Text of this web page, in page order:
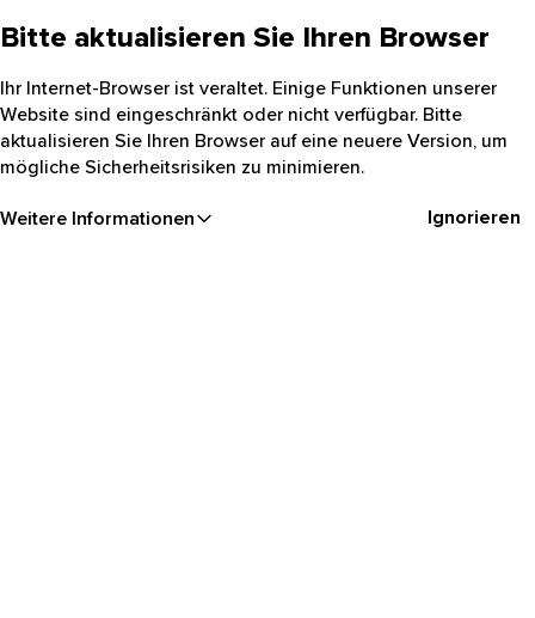
Bitte aktualisieren Sie Ihren Browser
Ihr Internet-Browser ist veraltet. Einige Funktionen unserer
Website sind eingeschränkt oder nicht verfügbar. Bitte
aktualisieren Sie Ihren Browser auf eine neuere Version, um
mögliche Sicherheitsrisiken zu minimieren.
Weitere Informationen Ignorieren